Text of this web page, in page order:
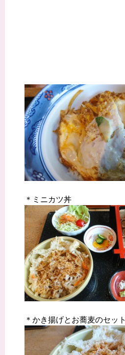
＊ミニカツ丼
＊かき揚げとお蕎麦のセット